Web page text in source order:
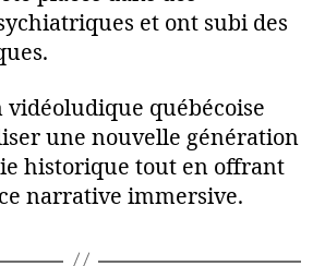
et ont subi des
vidéoludique québécoise
une nouvelle génération
historique tout en offrant
narrative immersive.